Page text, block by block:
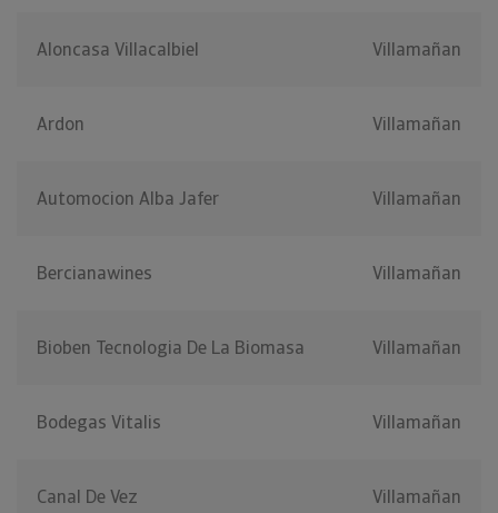
Aloncasa Villacalbiel Villamañan
Ardon Villamañan
Automocion Alba Jafer Villamañan
Bercianawines Villamañan
Bioben Tecnologia De La Biomasa Villamañan
Bodegas Vitalis Villamañan
Canal De Vez Villamañan